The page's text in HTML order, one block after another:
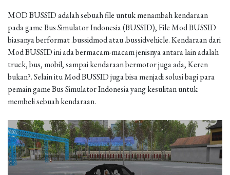
MOD BUSSID adalah sebuah file untuk menambah kendaraan
pada game Bus Simulator Indonesia (BUSSID), File Mod BUSSID
biasanya berformat .bussidmod atau .bussidvehicle. Kendaraan dari
Mod BUSSID ini ada bermacam-macam jenisnya antara lain adalah
truck, bus, mobil, sampai kendaraan bermotor juga ada, Keren
bukan?. Selain itu Mod BUSSID juga bisa menjadi solusi bagi para
pemain game Bus Simulator Indonesia yang kesulitan untuk
membeli sebuah kendaraan.